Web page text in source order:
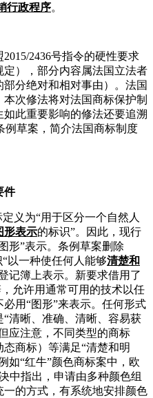
行政程序。
2015/2436号指令的硬性要求
定），部分内容属法国立法者
分绝对和相对事由）。法国
次修法将对法国商标保护制
此重要影响的修法还要追溯
例草案，简介法国商标制度
件
义为“用于区分一个自然人
形表示的标识”。因此，现行
图形”表示。条例草案删除
“以一种使任何人能够清楚和
记簿上表示。新要求借用了
允许用通常可用的技术以任
必用“图形”来表示。任何形式
“清晰、准确、清晰、容易获
应注意，不同类型的商标
态商标）等满足“清楚和明
如“红牛”颜色商标案中，欧
中指出，申请由多种颜色组
的方式，有系统地安排颜色